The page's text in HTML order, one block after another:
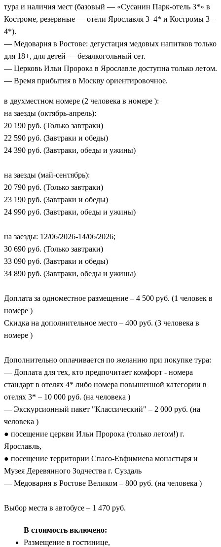
тура и наличия мест (базовый — «Сусанин Парк-отель 3*» в
Костроме, резервные — отели Ярославля 3–4* и Костромы 3–
4*).
— Медоварня в Ростове: дегустация медовых напитков только
для 18+, для детей — безалкогольный сет.
— Церковь Ильи Пророка в Ярославле доступна только летом.
— Время прибытия в Москву ориентировочное.
в двухместном номере (2 человека в номере ):
на заезды (октябрь-апрель):
20 190 руб. (Только завтраки)
22 590 руб. (Завтраки и обеды)
24 390 руб. (Завтраки, обеды и ужины)
на заезды (май-сентябрь):
20 790 руб. (Только завтраки)
23 190 руб. (Завтраки и обеды)
24 990 руб. (Завтраки, обеды и ужины)
на заезды: 12/06/2026-14/06/2026;
30 690 руб. (Только завтраки)
33 090 руб. (Завтраки и обеды)
34 890 руб. (Завтраки, обеды и ужины)
Доплата за одноместное размещение – 4 500 руб. (1 человек в
номере )
Скидка на дополнительное место – 400 руб. (3 человека в
номере )
Дополнительно оплачивается по желанию при покупке тура:
— Доплата для тех, кто предпочитает комфорт - номера
стандарт в отелях 4* либо номера повышенной категории в
отелях 3* – 10 000 руб. (на человека )
— Экскурсионный пакет "Классический" – 2 000 руб. (на
человека )
● посещение церкви Ильи Пророка (только летом!) г.
Ярославль,
● посещение территории Спасо-Евфимиева монастыря и
Музея Деревянного Зодчества г. Суздаль
— Медоварня в Ростове Великом – 800 руб. (на человека )
Выбор места в автобусе – 1 470 руб.
В стоимость включено:
Размещение в гостинице,